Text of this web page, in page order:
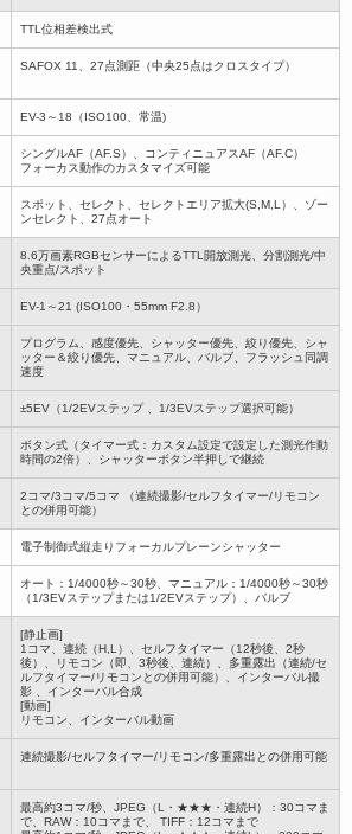
TTL位相差検出式
SAFOX 11、27点測距（中央25点はクロスタイプ）
EV-3～18（ISO100、常温)
シングルAF（AF.S）、コンティニュアスAF（AF.C）
フォーカス動作のカスタマイズ可能
スポット、セレクト、セレクトエリア拡大(S,M,L）、ゾー
ンセレクト、27点オート
8.6万画素RGBセンサーによるTTL開放測光、分割測光/中
央重点/スポット
EV-1～21 (ISO100・55mm F2.8）
プログラム、感度優先、シャッター優先、絞り優先、シャ
ッター＆絞り優先、マニュアル、バルブ、フラッシュ同調
速度
±5EV（1/2EVステップ 、1/3EVステップ選択可能）
ボタン式（タイマー式：カスタム設定で設定した測光作動
時間の2倍）、シャッターボタン半押しで継続
2コマ/3コマ/5コマ （連続撮影/セルフタイマー/リモコン
との併用可能）
電子制御式縦走りフォーカルプレーンシャッター
オート：1/4000秒～30秒、マニュアル：1/4000秒～30秒
（1/3EVステップまたは1/2EVステップ）、バルブ
[静止画]
1コマ、連続（H,L）、セルフタイマー（12秒後、2秒
後）、リモコン（即、3秒後、連続）、多重露出（連続/セ
ルフタイマー/リモコンとの併用可能）、インターバル撮
影 、インターバル合成
[動画]
リモコン、インターバル動画
連続撮影/セルフタイマー/リモコン/多重露出との併用可能
最高約3コマ/秒、JPEG（L・★★★・連続H）：30コマま
で、RAW：10コマまで、 TIFF：12コマまで